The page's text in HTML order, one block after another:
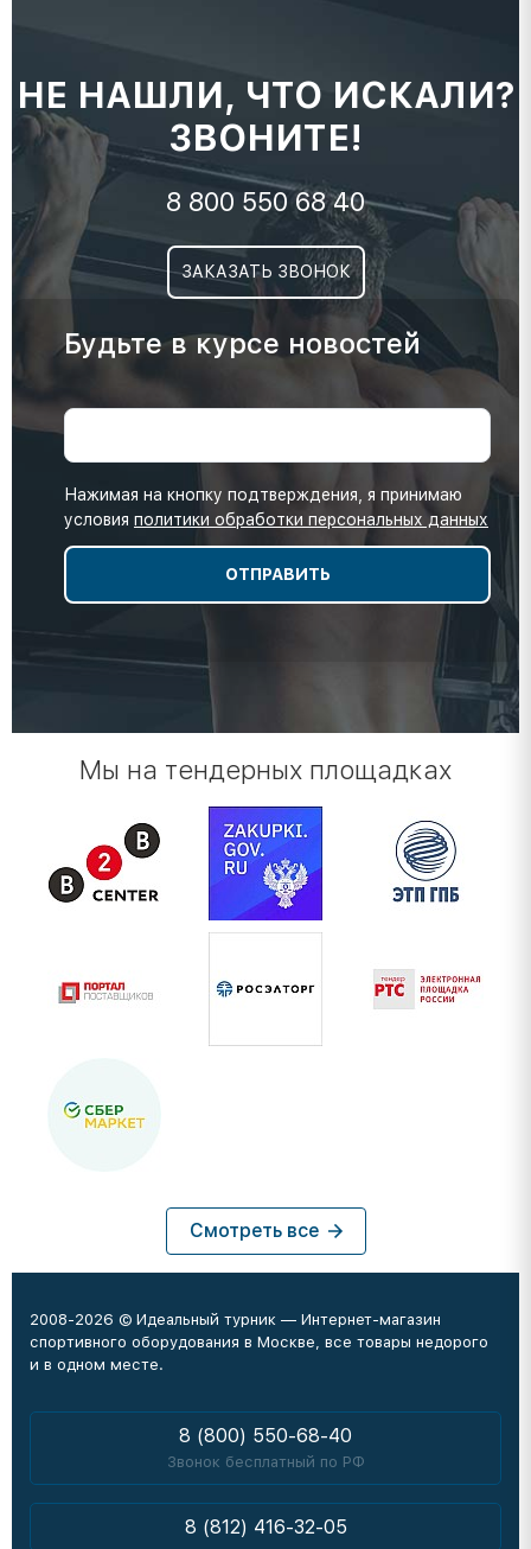
НЕ НАШЛИ, ЧТО ИСКАЛИ?
ЗВОНИТЕ!
8 800 550 68 40
ЗАКАЗАТЬ ЗВОНОК
Будьте в курсе новостей
Нажимая на кнопку подтверждения, я принимаю
условия политики обработки персональных данных
Мы на тендерных площадках
Смотреть все
2008-2026 © Идеальный турник — Интернет-магазин
спортивного оборудования в Москве, все товары недорого
и в одном месте.
8 (800) 550-68-40
Звонок бесплатный по РФ
8 (812) 416-32-05